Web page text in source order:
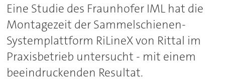
Eine Studie des Fraunhofer IML hat die
Montagezeit der Sammelschienen-
Systemplattform RiLineX von Rittal im
Praxisbetrieb untersucht - mit einem
beeindruckenden Resultat.